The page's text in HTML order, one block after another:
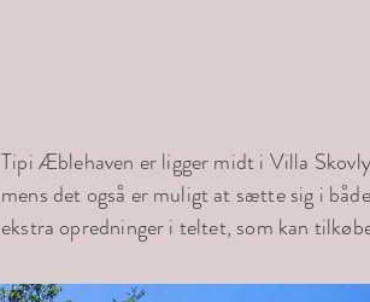
Tipi Æblehaven er ligger midt i Villa
mens det også er muligt at sætte sig i
ekstra opredninger i teltet, som kan